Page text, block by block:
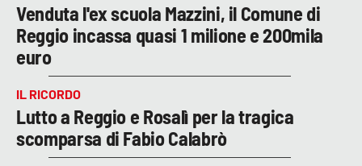
Venduta l'ex scuola Mazzini, il Comune di
Reggio incassa quasi 1 milione e 200mila
euro
IL RICORDO
Lutto a Reggio e Rosalì per la tragica
scomparsa di Fabio Calabrò